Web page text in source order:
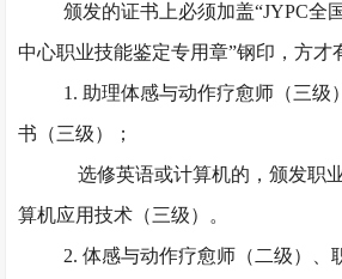
颁发的证书上必须加盖“JYPC全
中心职业技能鉴定专用章”钢印，方才
1. 助理体感与动作疗愈师（三级
书（三级）；
选修英语或计算机的，颁发职
算机应用技术（三级）。
2. 体感与动作疗愈师（二级）、